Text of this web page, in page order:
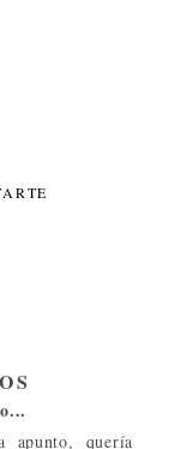
apunto, quería